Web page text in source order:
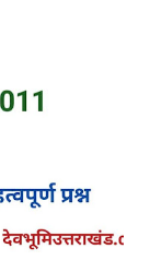
नहीं किए गए।
नियम स्थानीय